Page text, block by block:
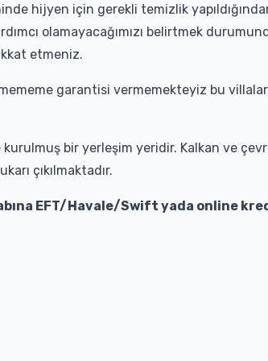
hijyen için gerekli temizlik
olamayacağımızı belirtmek
etmeniz.
garantisi vermemekteyiz bu
kurulmuş bir yerleşim yeridir. Kalkan ve
çıkılmaktadır.
EFT/Havale/Swift yada online